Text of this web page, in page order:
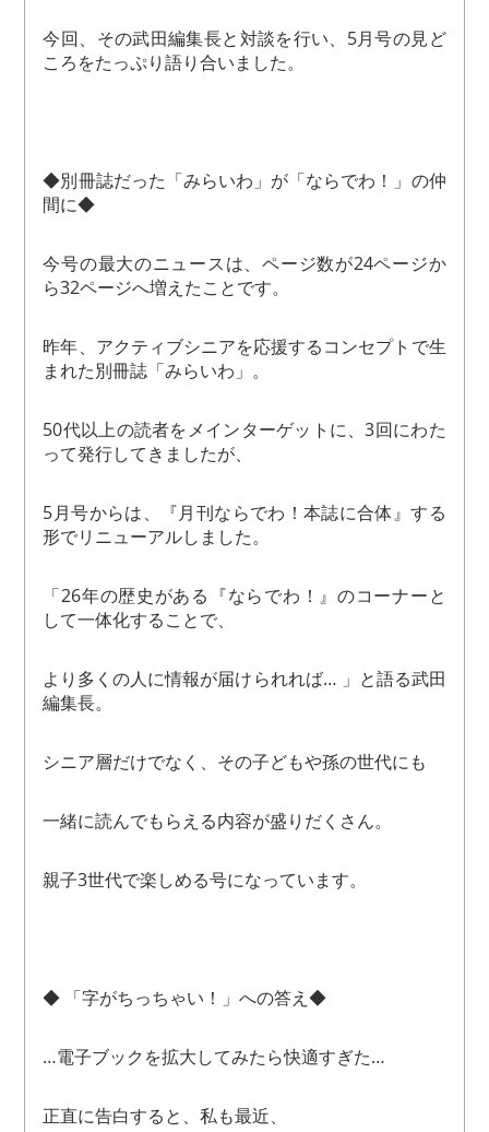
今回、その武田編集長と対談を行い、5月号の見ど
ころをたっぷり語り合いました。
◆別冊誌だった「みらいわ」が「ならでわ！」の仲
間に◆
今号の最大のニュースは、ページ数が24ページか
ら32ページへ増えたことです。
昨年、アクティブシニアを応援するコンセプトで生
まれた別冊誌「みらいわ」。
50代以上の読者をメインターゲットに、3回にわた
って発行してきましたが、
5月号からは、『月刊ならでわ！本誌に合体』する
形でリニューアルしました。
「26年の歴史がある『ならでわ！』のコーナーと
して一体化することで、
より多くの人に情報が届けられれば… 」と語る武田
編集長。
シニア層だけでなく、その子どもや孫の世代にも
一緒に読んでもらえる内容が盛りだくさん。
親子3世代で楽しめる号になっています。
◆ 「字がちっちゃい！」への答え◆
…電子ブックを拡大してみたら快適すぎた…
正直に告白すると、私も最近、